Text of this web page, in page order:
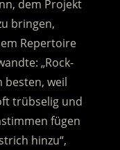
dem Projekt
bringen,
Repertoire
„Rock-
besten, weil
trübselig und
fügen
hinzu“,